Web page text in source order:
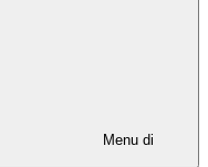
Menu di